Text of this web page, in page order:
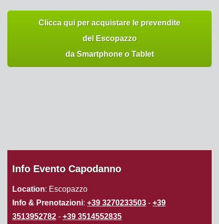
Clicca qui per acquistare le prevendite
del Escopazzo
da Smartphone o Tablet
Info Evento Capodanno
Location: Escopazzo
Info & Prenotazioni: +39 3270233503 - +39
3513952782 - +39 3514552835